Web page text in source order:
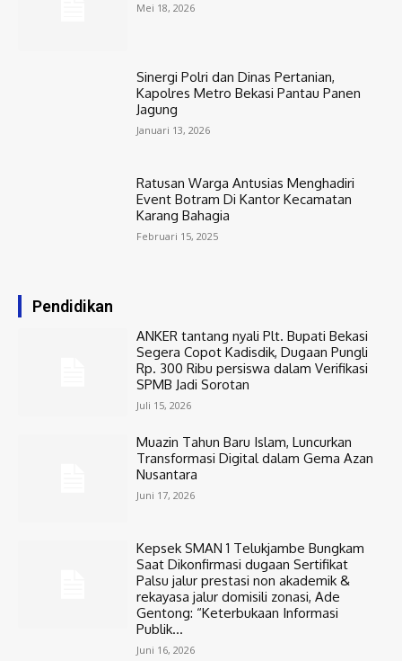
Mei 18, 2026
Sinergi Polri dan Dinas Pertanian,
Kapolres Metro Bekasi Pantau Panen
Jagung
Januari 13, 2026
Ratusan Warga Antusias Menghadiri
Event Botram Di Kantor Kecamatan
Karang Bahagia
Februari 15, 2025
Pendidikan
ANKER tantang nyali Plt. Bupati Bekasi
Segera Copot Kadisdik, Dugaan Pungli
Rp. 300 Ribu persiswa dalam Verifikasi
SPMB Jadi Sorotan
Juli 15, 2026
Muazin Tahun Baru Islam, Luncurkan
Transformasi Digital dalam Gema Azan
Nusantara
Juni 17, 2026
Kepsek SMAN 1 Telukjambe Bungkam
Saat Dikonfirmasi dugaan Sertifikat
Palsu jalur prestasi non akademik &
rekayasa jalur domisili zonasi, Ade
Gentong: “Keterbukaan Informasi
Publik...
Juni 16, 2026